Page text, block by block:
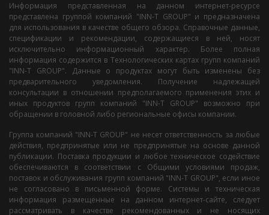
Информация представленная на данном интернет-ресурсе
представлена группой компаний "INN-T GROUP" и предназначена
для использования в качестве общего обзора. Справочные данные,
спецификации и рекомендации, содержащиеся в ней, носят
исключительно информационный характер. Более полная
информация содержится в Технологических картах групп компаний
"INN-T GROUP". Данные о продуктах могут быть изменены без
предварительного уведомления. Получение надлежащей
консультации в отношении предполагаемого применения этих и
иных продуктов групп компаний "INN-T GROUP" возможно при
обращении в головной либо региональные офисы компании.
Группа компаний "INN-T GROUP" не несет ответственность за любые
действия, предпринятые или не предпринятые на основе данной
публикации. Поставка продукции и любое техническое содействие
обеспечиваются в соответствии с Общими условиями продаж,
поставок и обслуживания групп компаний "INN-T GROUP", если иное
не согласовано в письменной форме. Системы и техническая
информация размещенные на данном интернет-сайте, следует
рассматривать в качестве рекомендованных и не носящих